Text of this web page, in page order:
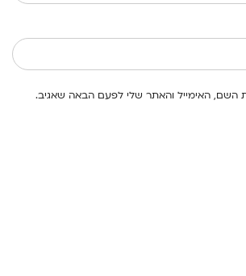
השם, האימייל והאתר שלי לפעם הבאה שאגיב.